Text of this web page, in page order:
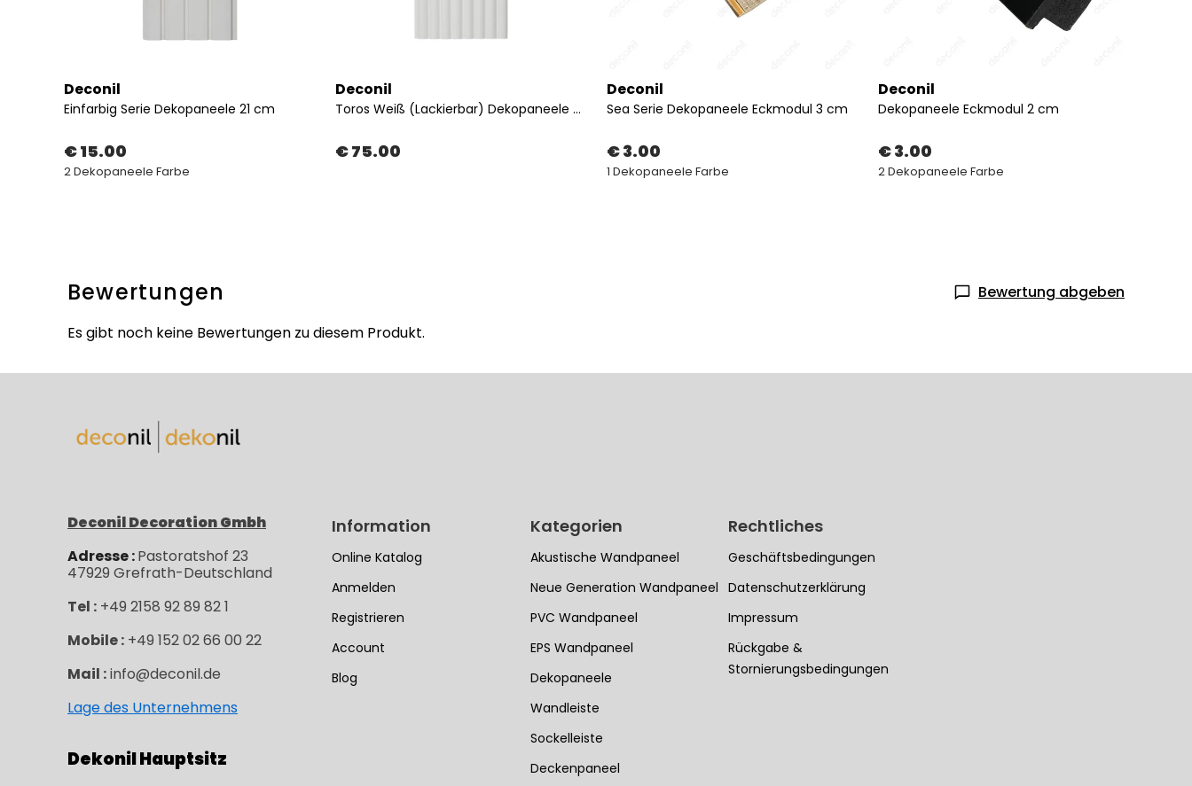
Deconil
Einfarbig Serie Dekopaneele 21 cm
€ 15.00
2 Dekopaneele Farbe
Deconil
Toros Weiß (Lackierbar) Dekopaneele 20 cm
€ 75.00
Deconil
Sea Serie Dekopaneele Eckmodul 3 cm
€ 3.00
1 Dekopaneele Farbe
Deconil
Dekopaneele Eckmodul 2 cm
€ 3.00
2 Dekopaneele Farbe
Bewertungen
Bewertung abgeben
Es gibt noch keine Bewertungen zu diesem Produkt.
Information
Online Katalog
Anmelden
Registrieren
Account
Blog
Kategorien
Akustische Wandpaneel
Neue Generation Wandpaneel
PVC Wandpaneel
EPS Wandpaneel
Dekopaneele
Wandleiste
Sockelleiste
Deckenpaneel
Rechtliches
Geschäftsbedingungen
Datenschutzerklärung
Impressum
Rückgabe &
Stornierungsbedingungen
Deconil Decoration Gmbh
Adresse :Pastoratshof 23
47929 Grefrath-Deutschland
Tel : +49 2158 92 89 82 1
Mobile : +49 152 02 66 00 22
Mail :info@deconil.de
Lage des Unternehmens
Dekonil Hauptsitz